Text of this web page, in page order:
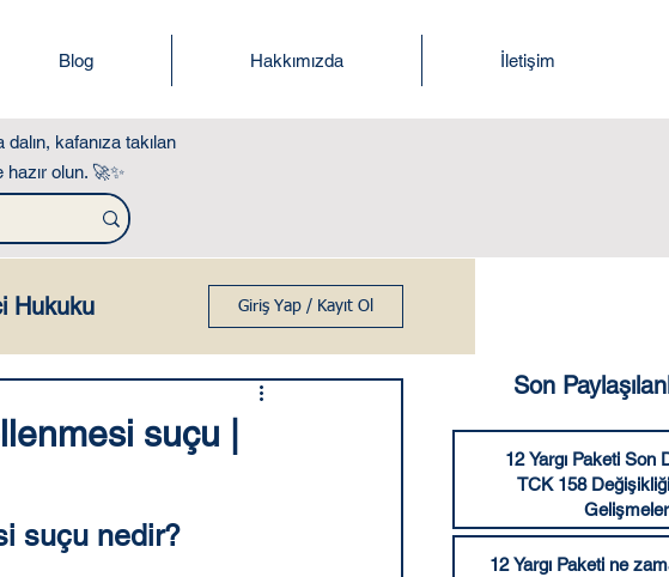
Blog Hakkımızda İletişim
kafanıza takılan
olun. 🚀✨
Hukuku Giriş Yap / Kayıt Ol
suçu |
suçu nedir?
Son
12 Yargı Paketi Son
TCK 158
Gelişmeler
12 Yargı Paketi ne